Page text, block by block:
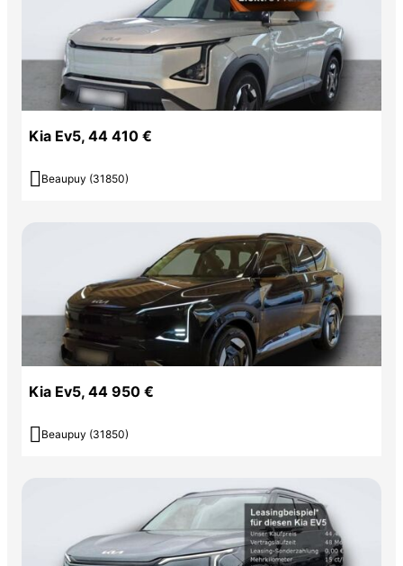
Kia Ev5, 44 410 €
 Beaupuy (31850)
Kia Ev5, 44 950 €
 Beaupuy (31850)